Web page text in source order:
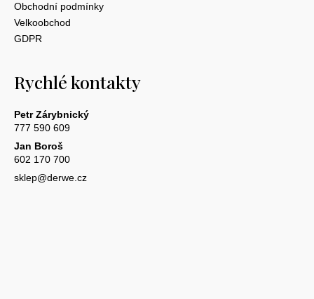
Obchodní podmínky
Velkoobchod
GDPR
Rychlé kontakty
Petr Zárybnický
777 590 609
Jan Boroš
602 170 700
sklep@derwe.cz